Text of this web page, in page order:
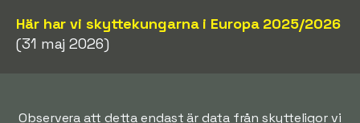
Här har vi skyttekungarna i Europa 2025/2026
(31 maj 2026)
Observera att detta endast är data från skytteligor vi